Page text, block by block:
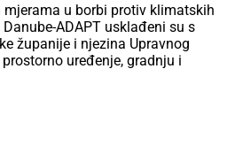
mjerama u borbi protiv klimatskih
ADAPT usklađeni su s
županije i njezina Upravnog
uređenje, gradnju i